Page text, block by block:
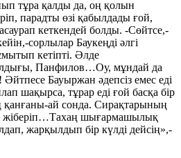
тұра қалды да, оң қолын
парадты өзі қабылдады ғой,
кеткендей болды. -Сөйтсе,-
сорлылар Баукеңді әлгі
кетіпті. Әлде
Панфилов…Оу, мұндай да
Әйтпесе Бауыржан әдепсіз емес еді
шақырса, тұрар еді ғой басқа бір
ай сонда. Сирақтарының
жіберіп…Тахаң шығармашылық
жарқылдып бір күлді дейсің»,-